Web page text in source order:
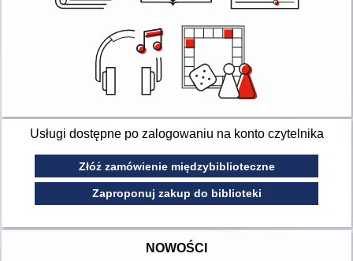
Usługi dostępne po zalogowaniu na konto czytelnika
Złóż zamówienie międzybiblioteczne
Zaproponuj zakup do biblioteki
NOWOŚCI